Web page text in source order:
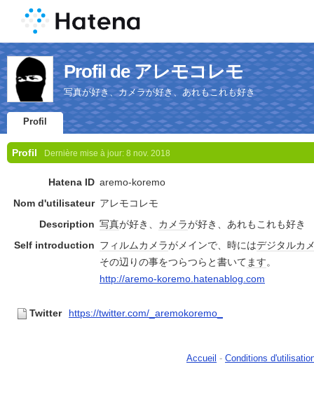
Profil de アレモコレモ
写真が好き、カメラが好き、あれもこれも好き
Profil
Profil Dernière mise à jour: 8 nov. 2018
Hatena ID aremo-koremo
Nom d'utilisateur アレモコレモ
Description 写真が好き、 カメラが好き、あれもこれも好き
Self introduction フィルムカメラがメインで、時にはデジタルカ
その辺りの事をつらつらと書いてます。
http://aremo-koremo.hatenablog.com
Twitter https://twitter.com/_aremokoremo_
Accueil - Conditions